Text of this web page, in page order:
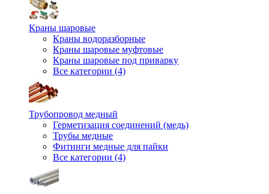
Краны шаровые
Краны водоразборные
Краны шаровые муфтовые
Краны шаровые под приварку
Все категории (4)
Трубопровод медный
Герметизация соединений (медь)
Трубы медные
Фитинги медные для пайки
Все категории (4)